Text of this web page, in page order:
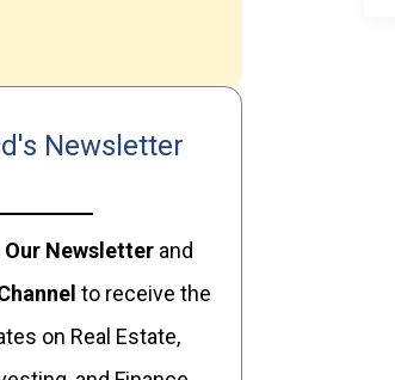
Newsletter
Our Newsletter and
to receive the
on Real Estate,